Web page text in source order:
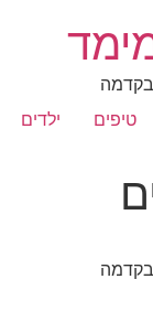
בקדמה
טיפים ילדים
בקדמה